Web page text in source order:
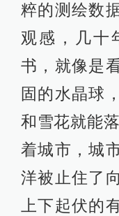
粹的测绘数
观感，几十
书，就像是
固的水晶球
和雪花就能
着城市，城
洋被止住了
上下起伏的